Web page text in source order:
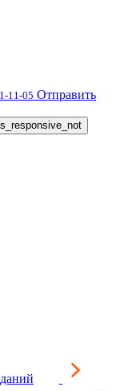
11-05 Отправить